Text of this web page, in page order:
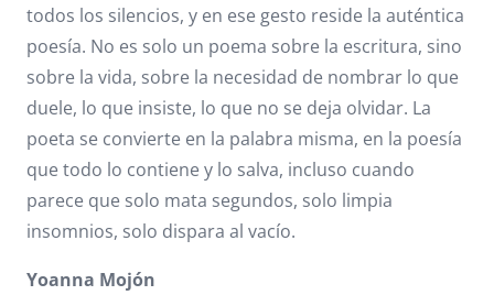
todos los silencios, y en ese gesto reside la auténtica
poesía. No es solo un poema sobre la escritura, sino
sobre la vida, sobre la necesidad de nombrar lo que
duele, lo que insiste, lo que no se deja olvidar. La
poeta se convierte en la palabra misma, en la poesía
que todo lo contiene y lo salva, incluso cuando
parece que solo mata segundos, solo limpia
insomnios, solo dispara al vacío.
Yoanna Mojón